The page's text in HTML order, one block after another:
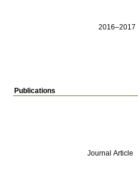
2016–2017
Publications
Journal Article